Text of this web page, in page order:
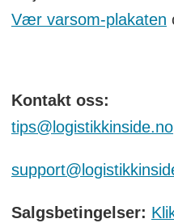
Vær varsom-plakaten
Kontakt oss:
tips@logistikkinside.no
Salgsbetingelser: